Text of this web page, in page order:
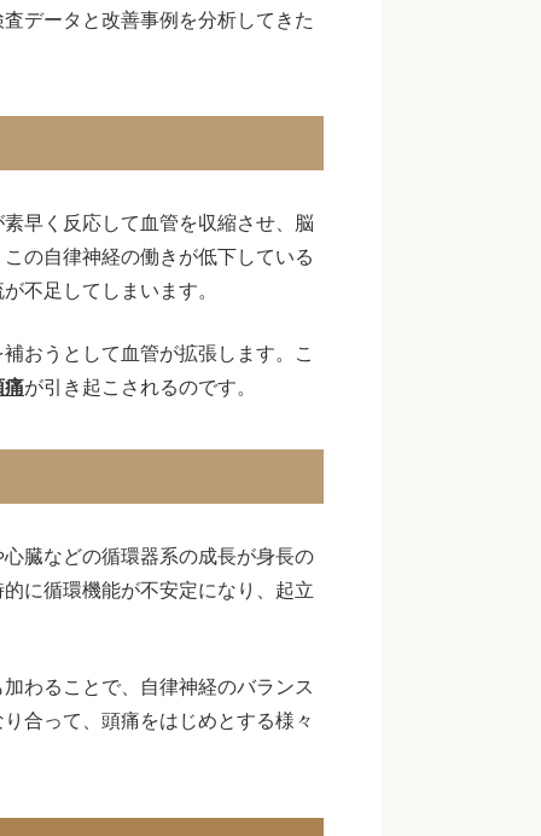
データと改善事例を分析してきた
早く反応して血管を収縮させ、脳
の自律神経の働きが低下している
不足してしまいます。
おうとして血管が拡張します。こ
が引き起こされるのです。
臓などの循環器系の成長が身長の
に循環機能が不安定になり、起立
わることで、自律神経のバランス
合って、頭痛をはじめとする様々